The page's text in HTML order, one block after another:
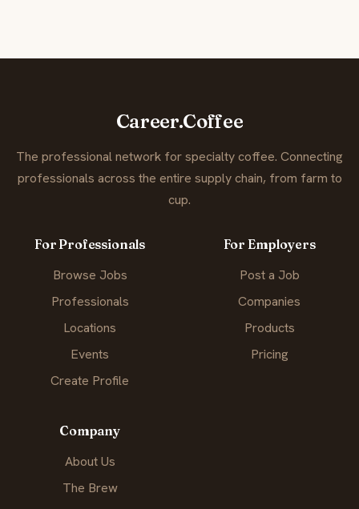
Career.Coffee
The professional network for specialty coffee. Connecting
professionals across the entire supply chain, from farm to
cup.
For Professionals
Browse Jobs
Professionals
Locations
Events
Create Profile
For Employers
Post a Job
Companies
Products
Pricing
Company
About Us
The Brew